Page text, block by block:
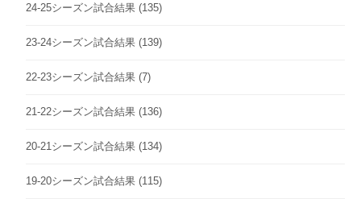
24-25シーズン試合結果 (135)
23-24シーズン試合結果 (139)
22-23シーズン試合結果 (7)
21-22シーズン試合結果 (136)
20-21シーズン試合結果 (134)
19-20シーズン試合結果 (115)